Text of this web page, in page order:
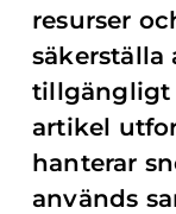
resurser
tillgängligt
artikel
hanterar
används